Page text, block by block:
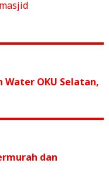
Water OKU Selatan,
dan